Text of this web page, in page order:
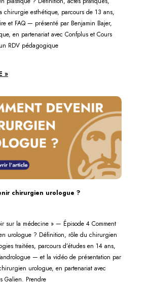
chirurgie esthétique, parcours de 13 ans,
et FAQ — présenté par Benjamin Bajer,
en partenariat avec Confplus et Cours
RDV pédagogique
»
chirurgien urologue ?
sur la médecine » — Épisode 4 Comment
urologue ? Définition, rôle du chirurgien
traitées, parcours d’études en 14 ans,
— et la vidéo de présentation par
urologue, en partenariat avec
Galien. Prendre